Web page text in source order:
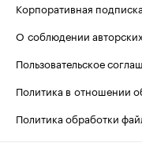
Корпоративная подписка
О соблюдении
Пользовательское
Политика в отношении
Политика обработки